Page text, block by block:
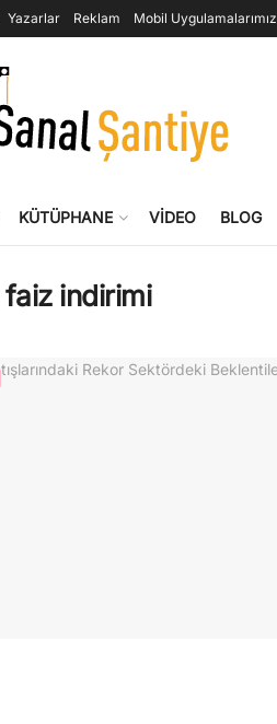
Yazarlar Reklam Mobil Uygulamalarımız
KÜTÜPHANE VIDEO BLOG
faiz indirimi